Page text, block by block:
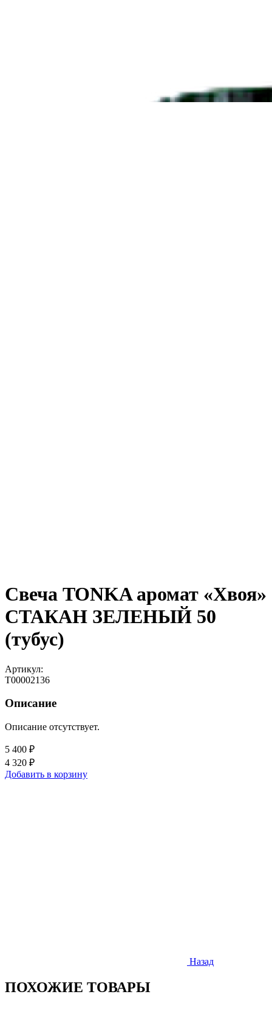
Свеча TONKA аромат «Хвоя»
СТАКАН ЗЕЛЕНЫЙ 50
(тубус)
Артикул:
Т00002136
Описание
Описание отсутствует.
5 400 ₽
4 320 ₽
Добавить в корзину
Назад
ПОХОЖИЕ ТОВАРЫ